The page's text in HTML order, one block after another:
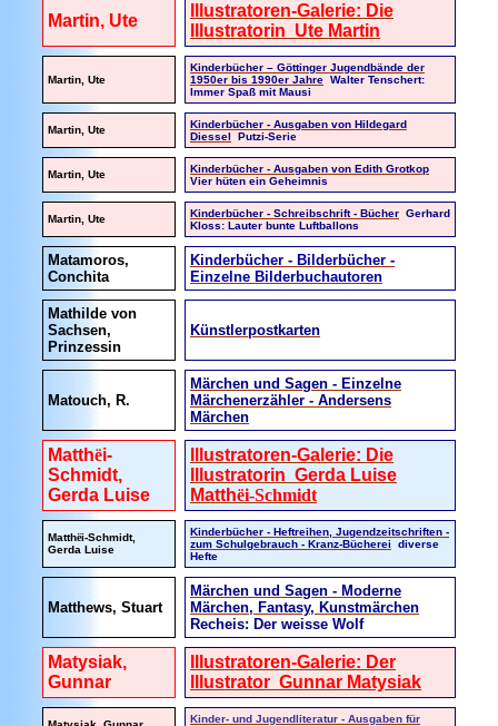
Martin, Ute
Illustratoren-Galerie: Die
Illustratorin Ute Martin
Martin, Ute
Kinderbücher – Göttinger Jugendbände der
1950er bis 1990er Jahre Walter Tenschert:
Immer Spaß mit Mausi
Martin, Ute
Kinderbücher - Ausgaben von Hildegard
Diessel Putzi-Serie
Martin, Ute
Kinderbücher - Ausgaben von Edith Grotkop
Vier hüten ein Geheimnis
Martin, Ute Kinderbücher - Schreibschrift - Bücher Gerhard
Kloss: Lauter bunte Luftballons
Matamoros,
Conchita
Kinderbücher - Bilderbücher -
Einzelne Bilderbuchautoren
Mathilde von
Sachsen,
Prinzessin
Künstlerpostkarten
Matouch, R.
Märchen und Sagen - Einzelne
Märchenerzähler - Andersens
Märchen
Matthëi-
Schmidt,
Gerda Luise
Illustratoren-Galerie: Die
Illustratorin Gerda Luise
Matthëi-Schmidt
Matthëi-Schmidt,
Gerda Luise
Kinderbücher - Heftreihen, Jugendzeitschriften -
zum Schulgebrauch - Kranz-Bücherei diverse
Hefte
Matthews, Stuart
Märchen und Sagen - Moderne
Märchen, Fantasy, Kunstmärchen
Recheis: Der weisse Wolf
Matysiak,
Gunnar
Illustratoren-Galerie: Der
Illustrator Gunnar Matysiak
Kinder- und Jugendliteratur - Ausgaben für